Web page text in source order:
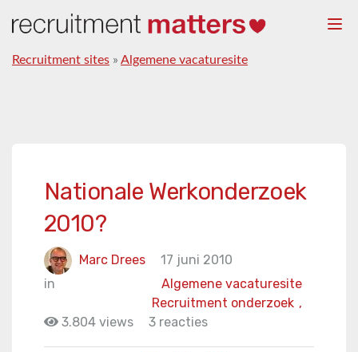
Recruitment sites » Algemene vacaturesite
Nationale Werkonderzoek
2010?
Marc Drees
17 juni 2010
in
Algemene vacaturesite
Recruitment onderzoek ,
3.804 views
3 reacties